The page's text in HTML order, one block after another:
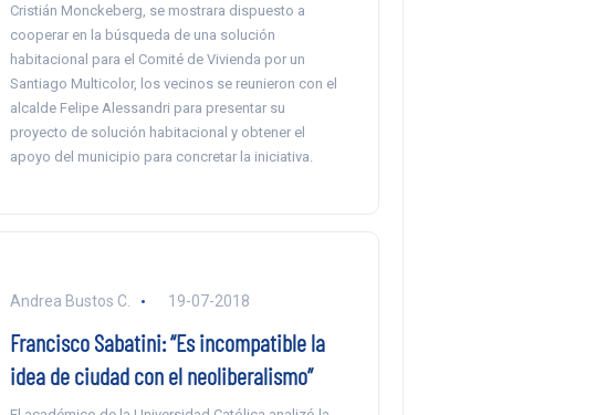
Cristián Monckeberg, se mostrara dispuesto a
cooperar en la búsqueda de una solución
habitacional para el Comité de Vivienda por un
Santiago Multicolor, los vecinos se reunieron con el
alcalde Felipe Alessandri para presentar su
proyecto de solución habitacional y obtener el
apoyo del municipio para concretar la iniciativa.
Andrea Bustos C. 19-07-2018
Francisco Sabatini: “Es incompatible la
idea de ciudad con el neoliberalismo”